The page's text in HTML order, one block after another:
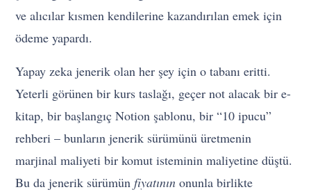
ve alıcılar kısmen kendilerine kazandırılan emek için
ödeme yapardı.
Yapay zeka jenerik olan her şey için o tabanı eritti.
Yeterli görünen bir kurs taslağı, geçer not alacak bir e-
kitap, bir başlangıç Notion şablonu, bir “10 ipucu”
rehberi – bunların jenerik sürümünü üretmenin
marjinal maliyeti bir komut isteminin maliyetine düştü.
Bu da jenerik sürümünfiyatının onunla birlikte